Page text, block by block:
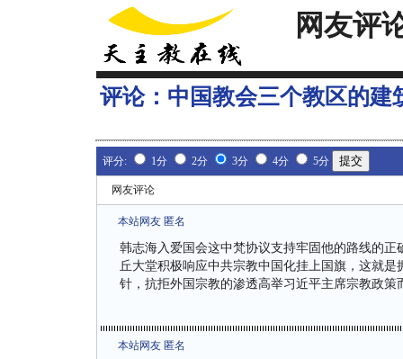
网友评
评论： 中国教会三个教区的建
评分: 1分 2分 3分 4分 5分
网友评论
本站网友 匿名
韩志海入爱国会这中梵协议支持牢固他的路线的
丘大堂积极响应中共宗教中国化挂上国旗，这就
针，抗拒外国宗教的渗透高举习近平主席宗教政策
本站网友 匿名